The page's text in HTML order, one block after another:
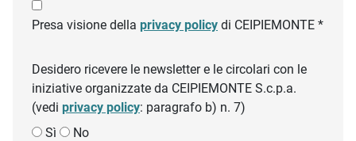
Presa visione della privacy policy di CEIPIEMONTE *
Desidero ricevere le newsletter e le circolari con le
iniziative organizzate da CEIPIEMONTE S.c.p.a.
(vedi privacy policy: paragrafo b) n. 7)
Sì
No